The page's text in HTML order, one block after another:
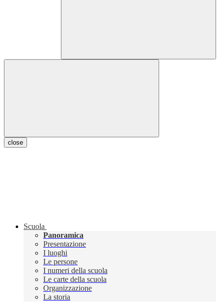
close
Scuola
Panoramica
Presentazione
I luoghi
Le persone
I numeri della scuola
Le carte della scuola
Organizzazione
La storia